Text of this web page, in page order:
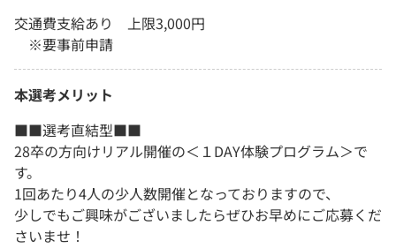
交通費支給あり 上限3,000円
※要事前申請
本選考メリット
■■選考直結型■■
28卒の方向けリアル開催の＜１DAY体験プログラム＞で
す。
1回あたり4人の少人数開催となっておりますので、
少しでもご興味がございましたらぜひお早めにご応募くだ
さいませ！